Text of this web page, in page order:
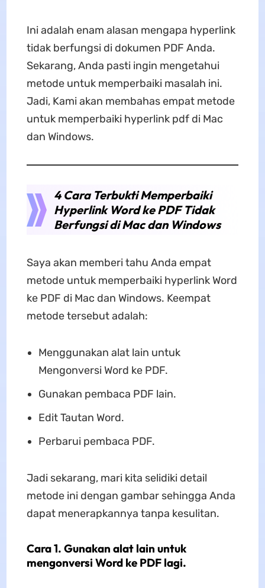
Ini adalah enam alasan mengapa hyperlink
tidak berfungsi di dokumen PDF Anda.
Sekarang, Anda pasti ingin mengetahui
metode untuk memperbaiki masalah ini.
Jadi, Kami akan membahas empat metode
untuk memperbaiki hyperlink pdf di Mac
dan Windows.
4 Cara Terbukti Memperbaiki
Hyperlink Word ke PDF Tidak
Berfungsi di Mac dan Windows
Saya akan memberi tahu Anda empat
metode untuk memperbaiki hyperlink Word
ke PDF di Mac dan Windows. Keempat
metode tersebut adalah:
Menggunakan alat lain untuk
Mengonversi Word ke PDF.
Gunakan pembaca PDF lain.
Edit Tautan Word.
Perbarui pembaca PDF.
Jadi sekarang, mari kita selidiki detail
metode ini dengan gambar sehingga Anda
dapat menerapkannya tanpa kesulitan.
Cara 1. Gunakan alat lain untuk
mengonversi Word ke PDF lagi.